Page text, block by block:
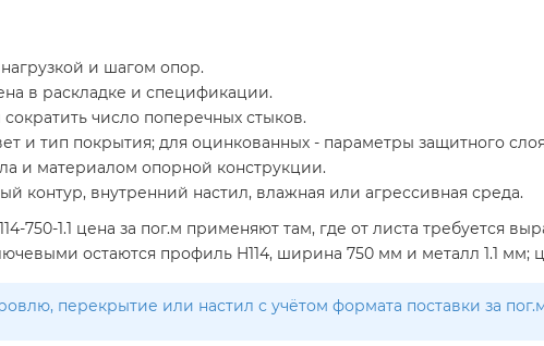
и шагом опор.
в раскладке и спецификации.
число поперечных стыков.
и тип покрытия; для оцинкованных - параметры защитного
и материалом опорной конструкции.
контур, внутренний настил, влажная или агрессивная среда.
750-1.1 цена за пог.м применяют там, где от листа требуется
остаются профиль H114, ширина 750 мм и металл 1.1 мм;
перекрытие или настил с учётом формата поставки за